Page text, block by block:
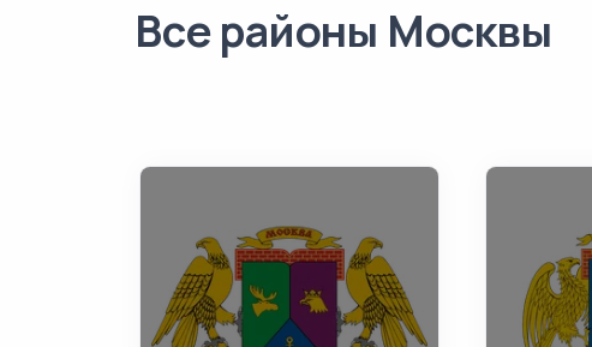
Все районы Москвы